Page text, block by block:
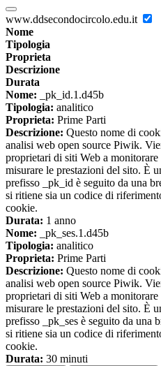
www.ddsecondocircolo.edu.it
Nome
Tipologia
Proprieta
Descrizione
Durata
Nome: _pk_id.1.d45b
Tipologia: analitico
Proprieta: Prime Parti
Descrizione: Questo nome di
analisi web open source Piwik.
proprietari di siti Web a
misurare le prestazioni del sito. È
prefisso _pk_id è seguito da una
si ritiene sia un codice di
cookie.
Durata: 1 anno
Nome: _pk_ses.1.d45b
Tipologia: analitico
Proprieta: Prime Parti
Descrizione: Questo nome di
analisi web open source Piwik.
proprietari di siti Web a
misurare le prestazioni del sito. È
prefisso _pk_ses è seguito da una
si ritiene sia un codice di
cookie.
Durata: 30 minuti